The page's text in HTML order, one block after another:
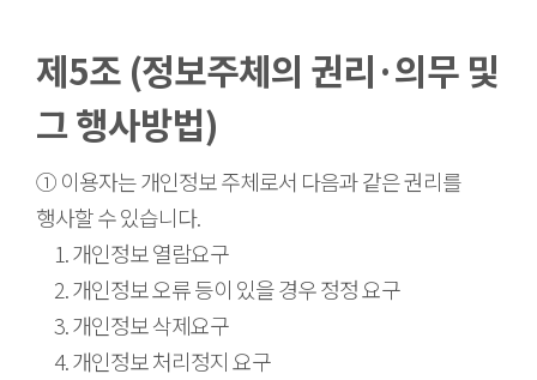
제5조 (정보주체의 권리·의무 및
그 행사방법)
① 이용자는 개인정보 주체로서 다음과 같은 권리를
행사할 수 있습니다.
1. 개인정보 열람요구
2. 개인정보 오류 등이 있을 경우 정정 요구
3. 개인정보 삭제요구
4. 개인정보 처리정지 요구